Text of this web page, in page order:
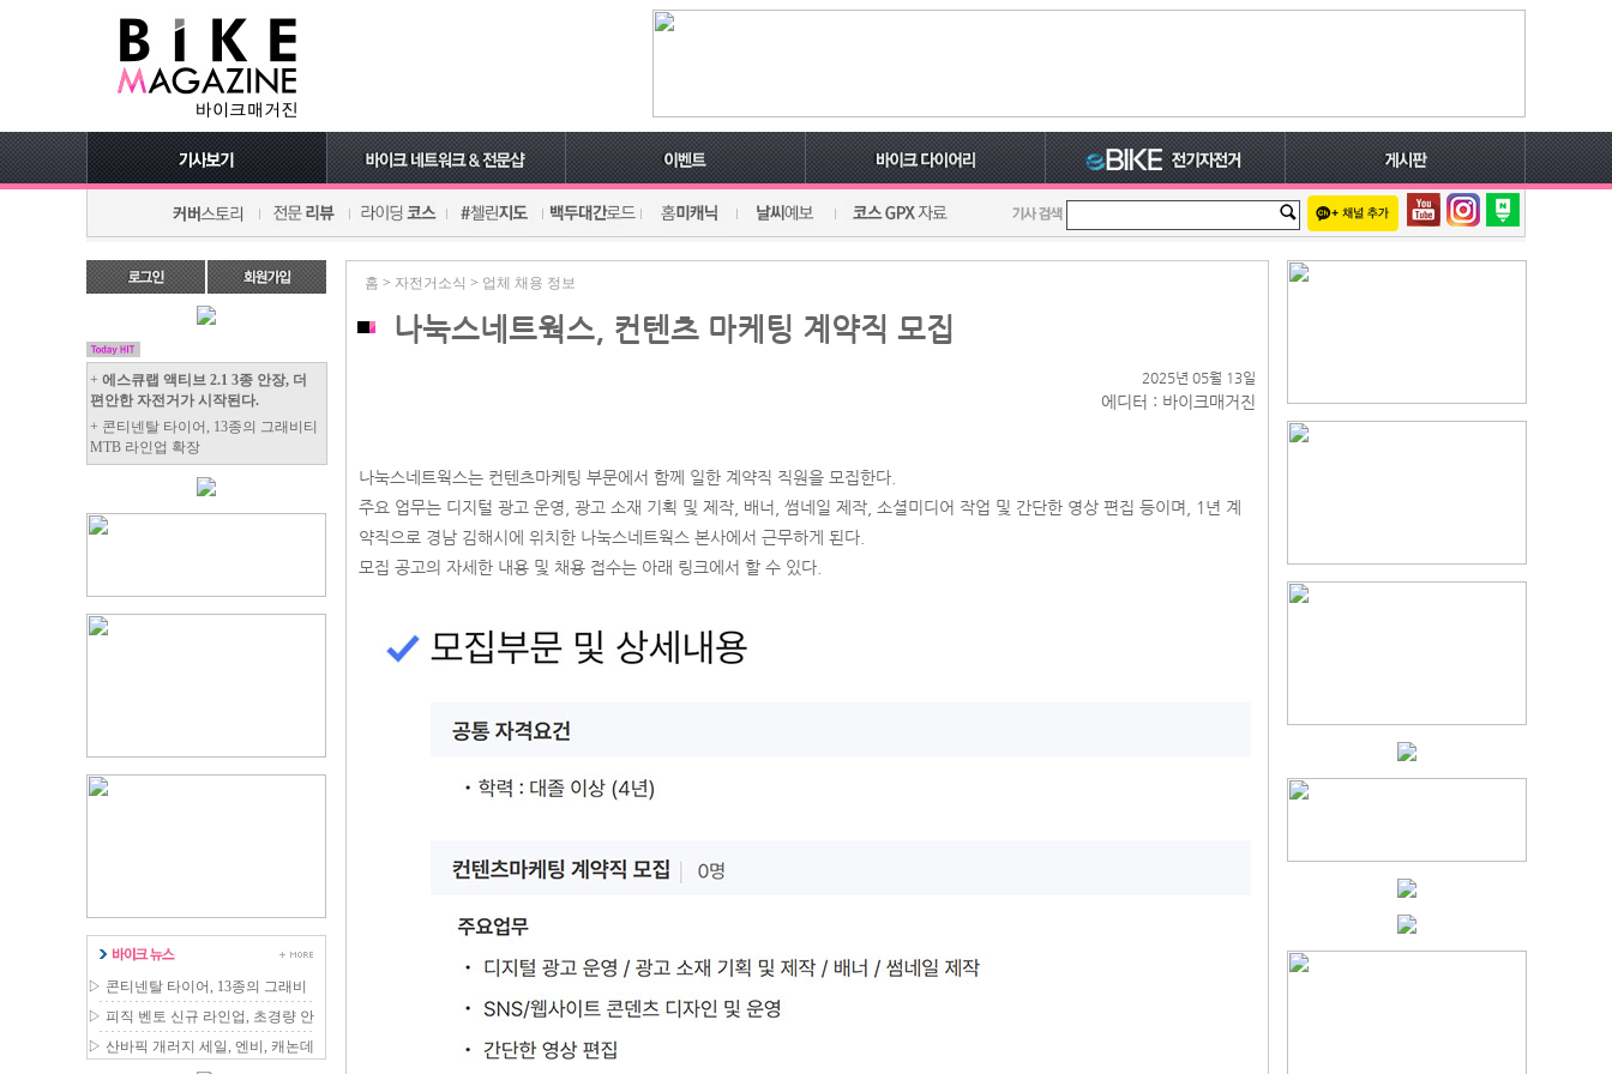
+ 에스큐랩 액티브 2.1 3종 안장, 더
편안한 자전거가 시작된다.
+ 콘티넨탈 타이어, 13종의 그래비티
MTB 라인업 확장
▷ 콘티넨탈 타이어, 13종의 그래비
티 MTB 라인업 확장
▷ 피직 벤토 신규 라인업, 초경량 안
장 국내 출시
▷ 산바픽 개러지 세일, 엔비, 캐논데
홈 > 자전거소식 > 업체 채용 정보
나눅스네트웍스, 컨텐츠 마케팅 계약직 모집
2025년 05월 13일
에디터 : 바이크매거진
나눅스네트웍스는 컨텐츠마케팅 부문에서 함께 일한 계약직 직원을 모집한다.
주요 업무는 디지털 광고 운영, 광고 소재 기획 및 제작, 배너, 썸네일 제작, 소셜미디어 작업 및 간단한 영상 편집 등이며, 1년 계
약직으로 경남 김해시에 위치한 나눅스네트웍스 본사에서 근무하게 된다.
모집 공고의 자세한 내용 및 채용 접수는 아래 링크에서 할 수 있다.